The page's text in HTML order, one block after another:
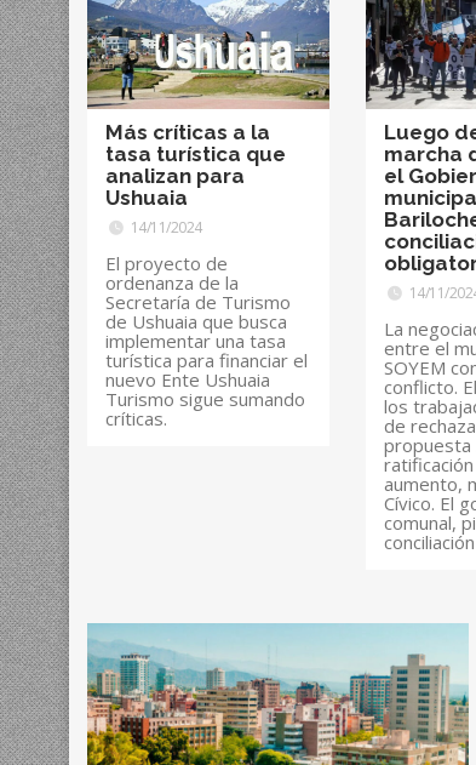
Más críticas a la
tasa turística que
analizan para
Ushuaia
14/11/2024
El proyecto de
ordenanza de la
Secretaría de Turismo
de Ushuaia que busca
implementar una tasa
turística para financiar el
nuevo Ente Ushuaia
Turismo sigue sumando
críticas.
Luego
marcha
el
14/11/
La
entre el
SOYEM
conflicto.
los
de
propuesta
aumento,
Cívico. El
comunal,